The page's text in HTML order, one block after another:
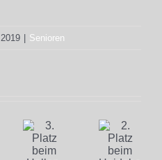
Senioren